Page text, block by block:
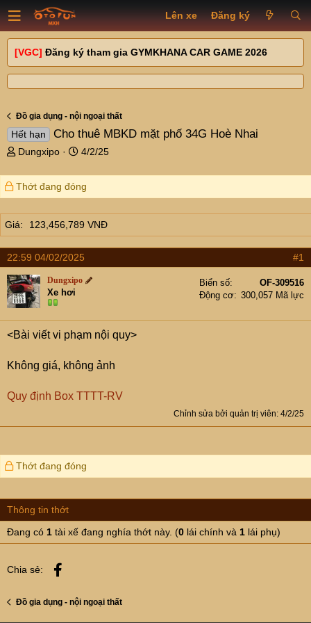
Lên xe Đăng ký
[VGC] Đăng ký tham gia GYMKHANA CAR GAME 2026
Đồ gia dụng - nội ngoại thất
Hết hạn Cho thuê MBKD mặt phố 34G Hoè Nhai
T
r
e
d
s
a
r
t
e
r
Dungxipo
N
à
y
ử
i
4/2/25
Thớt đang đóng
Giá 123,456,789 VNĐ
22:59 04/02/2025 #1
Dungxipo
Xe hơi
Biển số
OF-309516
Động cơ
300,057 Mã lực
<Bài viết vi phạm nội quy>
Không giá, không ảnh
Quy định Box TTTT-RV
Chỉnh sửa bởi quản trị viên: 4/2/25
Thớt đang đóng
Thông tin thớt
Đang có 1 tài xế đang nghía thớt này. (0 lái chính và 1 lái phụ)
Chia sẻ:
Đồ gia dụng - nội ngoại thất